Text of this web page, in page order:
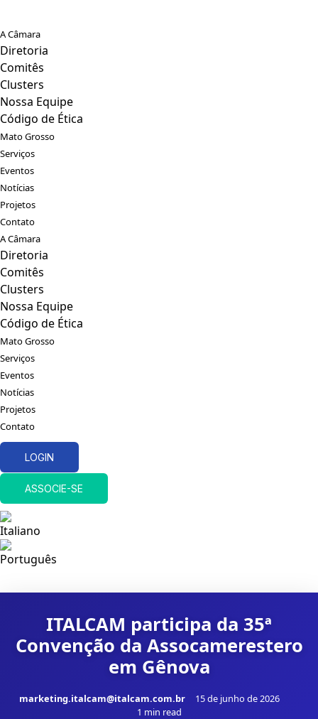
A Câmara
Diretoria
Comitês
Clusters
Nossa Equipe
Código de Ética
Mato Grosso
Serviços
Eventos
Notícias
Projetos
Contato
A Câmara
Diretoria
Comitês
Clusters
Nossa Equipe
Código de Ética
Mato Grosso
Serviços
Eventos
Notícias
Projetos
Contato
LOGIN
ASSOCIE-SE
ITALCAM participa da 35ª
Convenção da Assocamerestero
em Gênova
marketing.italcam@italcam.com.br
15 de junho de 2026
1 min read